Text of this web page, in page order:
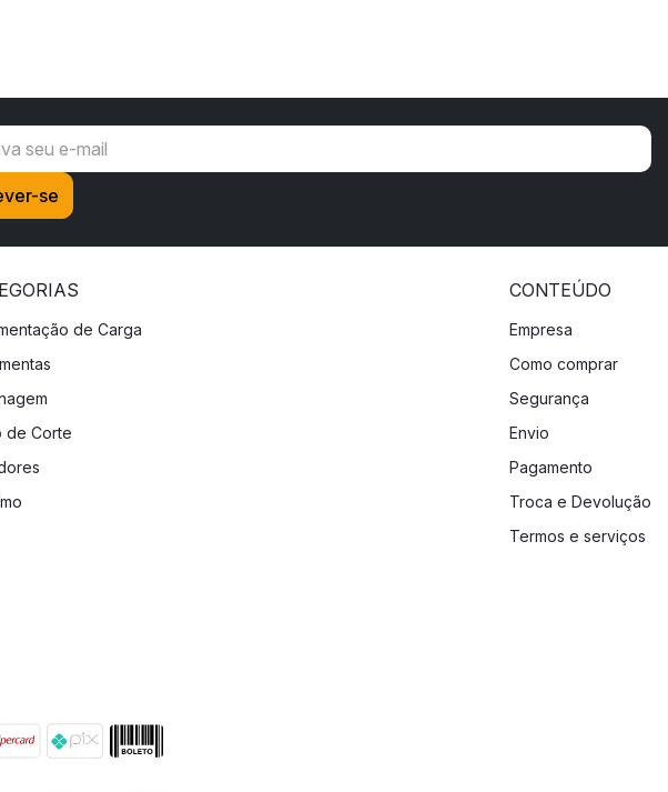
de Carga
de Corte
CONTEÚDO
Empresa
Como comprar
Segurança
Envio
Pagamento
Troca e Devolução
Termos e serviços